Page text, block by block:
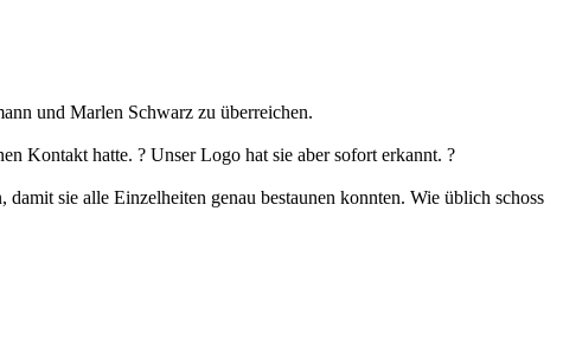
und Marlen Schwarz zu überreichen.
Kontakt hatte. ? Unser Logo hat sie aber sofort erkannt. ?
sie alle Einzelheiten genau bestaunen konnten. Wie üblich schoss